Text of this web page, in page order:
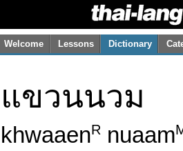
Welcome Lessons Dictionary
แขวนนวม
khwaaenR nuaam